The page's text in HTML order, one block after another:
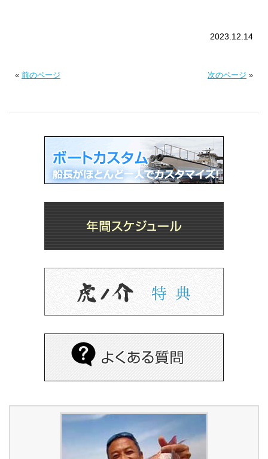
2023.12.14
« 前のページ 次のページ »